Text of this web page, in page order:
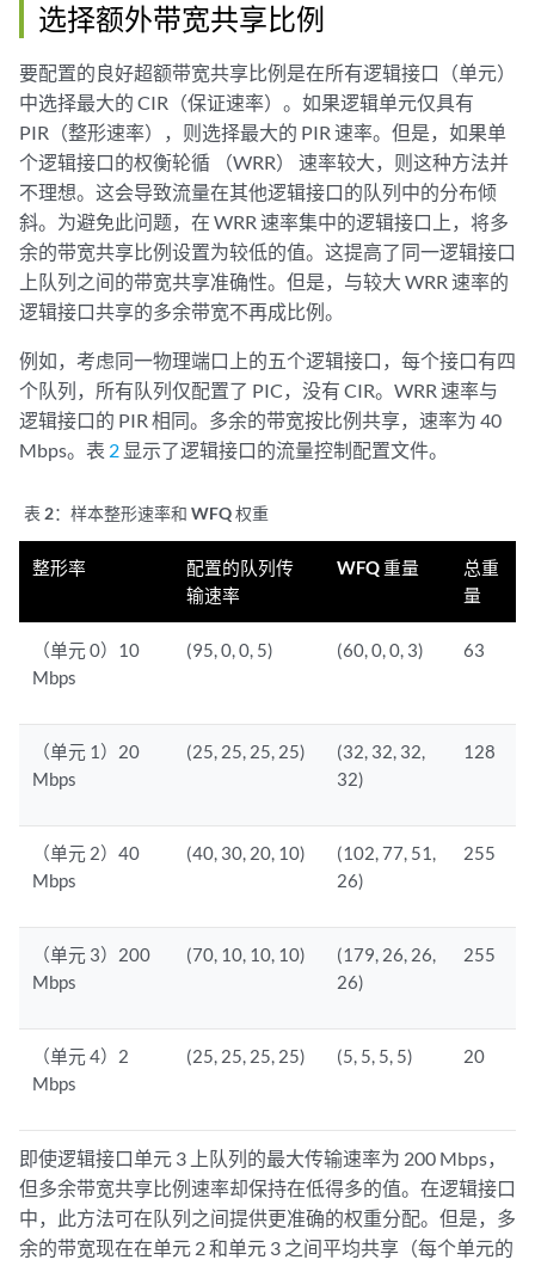
选择额外带宽共享比例
要配置的良好超额带宽共享比例是在所有逻辑接口（单元）
中选择最大的 CIR（保证速率）。如果逻辑单元仅具有
PIR（整形速率），则选择最大的 PIR 速率。但是，如果单
个逻辑接口的权衡轮循 （WRR） 速率较大，则这种方法并
不理想。这会导致流量在其他逻辑接口的队列中的分布倾
斜。为避免此问题，在 WRR 速率集中的逻辑接口上，将多
余的带宽共享比例设置为较低的值。这提高了同一逻辑接口
上队列之间的带宽共享准确性。但是，与较大 WRR 速率的
逻辑接口共享的多余带宽不再成比例。
例如，考虑同一物理端口上的五个逻辑接口，每个接口有四
个队列，所有队列仅配置了 PIC，没有 CIR。WRR 速率与
逻辑接口的 PIR 相同。多余的带宽按比例共享，速率为 40
Mbps。表 2 显示了逻辑接口的流量控制配置文件。
表 2： 样本整形速率和 WFQ 权重
整形率
配置的队列传
输速率
WFQ 重量
总重
量
（单元 0）10
Mbps
(95, 0, 0, 5) (60, 0, 0, 3) 63
（单元 1）20
Mbps
(25, 25, 25, 25)
(32, 32, 32,
32)
128
（单元 2）40
Mbps
(40, 30, 20, 10)
(102, 77, 51,
26)
255
（单元 3）200
Mbps
(70, 10, 10, 10)
(179, 26, 26,
26)
255
（单元 4）2
Mbps
(25, 25, 25, 25) (5, 5, 5, 5) 20
即使逻辑接口单元 3 上队列的最大传输速率为 200 Mbps，
但多余带宽共享比例速率却保持在低得多的值。在逻辑接口
中，此方法可在队列之间提供更准确的权重分配。但是，多
余的带宽现在在单元 2 和单元 3 之间平均共享（每个单元的